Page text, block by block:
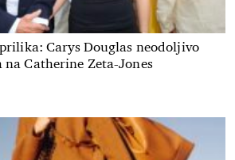
Carys Douglas neodoljivo
na Catherine Zeta-Jones